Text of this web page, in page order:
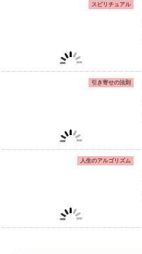
スピリチュアル
引き寄せの法則
人生のアルゴリズム